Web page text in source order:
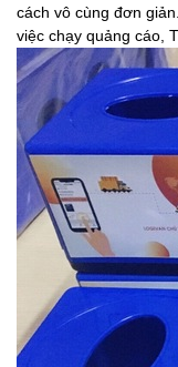
cách vô cùng đơn
việc chạy quảng cáo,